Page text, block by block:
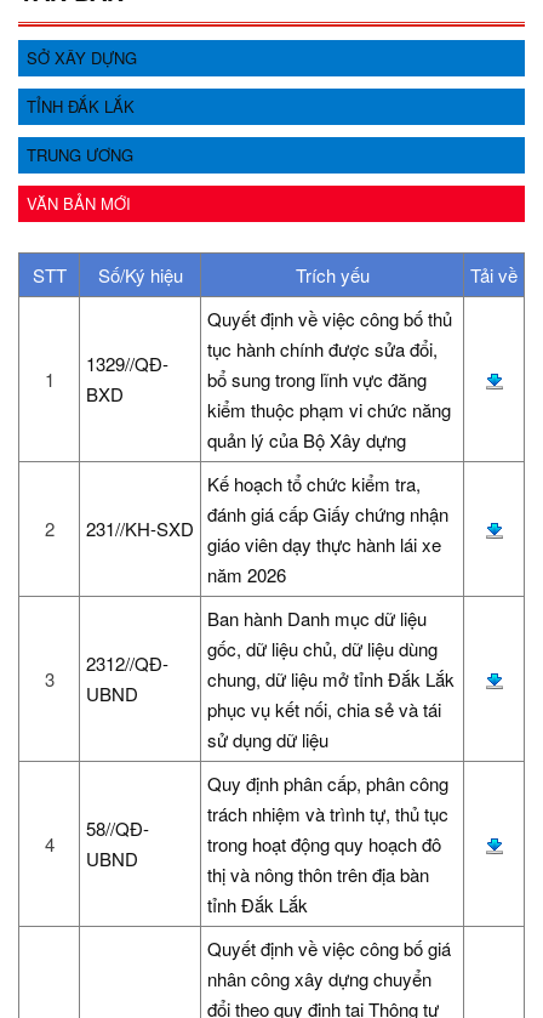
SỞ XÂY DỰNG
TỈNH ĐẮK LẮK
TRUNG ƯƠNG
VĂN BẢN MỚI
STT Số/Ký hiệu Trích yếu Tải về
1
1329//QĐ-
BXD
Quyết định về việc công bố thủ
tục hành chính được sửa đổi,
bổ sung trong lĩnh vực đăng
kiểm thuộc phạm vi chức năng
quản lý của Bộ Xây dựng
2 231//KH-SXD
Kế hoạch tổ chức kiểm tra,
đánh giá cấp Giấy chứng nhận
giáo viên dạy thực hành lái xe
năm 2026
3
2312//QĐ-
UBND
Ban hành Danh mục dữ liệu
gốc, dữ liệu chủ, dữ liệu dùng
chung, dữ liệu mở tỉnh Đắk Lắk
phục vụ kết nối, chia sẻ và tái
sử dụng dữ liệu
4
58//QĐ-
UBND
Quy định phân cấp, phân công
trách nhiệm và trình tự, thủ tục
trong hoạt động quy hoạch đô
thị và nông thôn trên địa bàn
tỉnh Đắk Lắk
Quyết định về việc công bố giá
nhân công xây dựng chuyển
đổi theo quy định tại Thông tư